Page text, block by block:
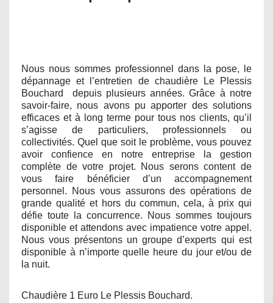
Nous nous sommes professionnel dans la pose, le
dépannage et l’entretien de chaudière Le Plessis
Bouchard
depuis plusieurs années. Grâce à notre
savoir-faire, nous avons pu apporter des solutions
efficaces et à long terme pour tous nos clients, qu’il
s’agisse de particuliers, professionnels ou
collectivités. Quel que soit le problème, vous pouvez
avoir confience en notre entreprise la gestion
complète de votre projet. Nous serons content de
vous faire bénéficier d’un accompagnement
personnel. Nous vous assurons des opérations de
grande qualité et hors du commun, cela, à prix qui
défie toute la concurrence. Nous sommes toujours
disponible et attendons avec impatience votre appel.
Nous vous présentons un groupe d’experts qui est
disponible à n’importe quelle heure du jour et/ou de
la nuit.
Chaudière 1 Euro Le Plessis Bouchard.